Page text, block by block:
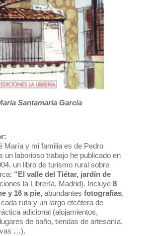
Santamaría García
María y mi familia es de Pedro
un laborioso trabajo he publicado en
un libro de turismo rural sobre
“El valle del Tiétar, jardín de
la Librería, Madrid). Incluye 8
y 16 a pie, abundantes fotografías,
ruta y un largo etcétera de
adicional (alojamientos,
de baño, tiendas de artesanía,
…).